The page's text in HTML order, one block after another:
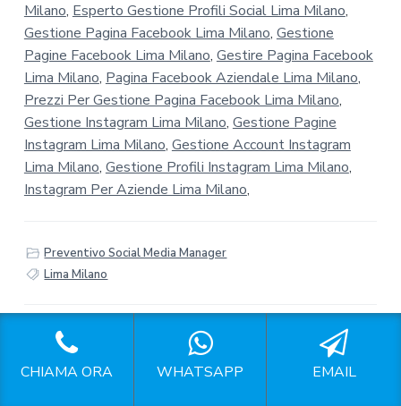
Milano, Esperto Gestione Profili Social Lima Milano,
Gestione Pagina Facebook Lima Milano, Gestione
Pagine Facebook Lima Milano, Gestire Pagina Facebook
Lima Milano, Pagina Facebook Aziendale Lima Milano,
Prezzi Per Gestione Pagina Facebook Lima Milano,
Gestione Instagram Lima Milano, Gestione Pagine
Instagram Lima Milano, Gestione Account Instagram
Lima Milano, Gestione Profili Instagram Lima Milano,
Instagram Per Aziende Lima Milano,
Preventivo Social Media Manager
Lima Milano
CHIAMA ORA WHATSAPP EMAIL